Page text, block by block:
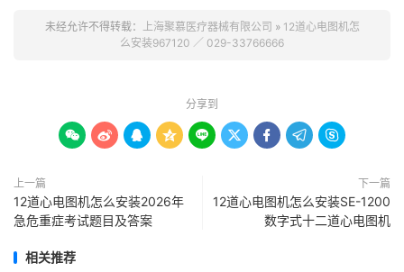
未经允许不得转载： 上海聚慕医疗器械有限公司 » 12道心电图机怎
么安装967120 ／ 029-33766666
分享到
        
上一篇
12道心电图机怎么安装2026年
急危重症考试题目及答案
下一篇
12道心电图机怎么安装SE-1200
数字式十二道心电图机
相关推荐